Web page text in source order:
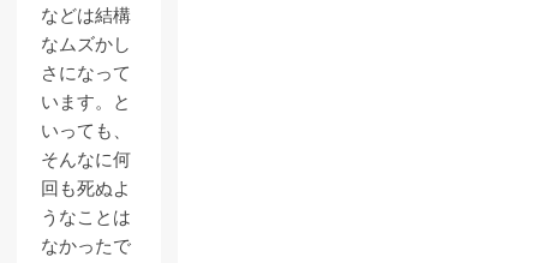
などは結構
なムズかし
さになって
います。と
いっても、
そんなに何
回も死ぬよ
うなことは
なかったで